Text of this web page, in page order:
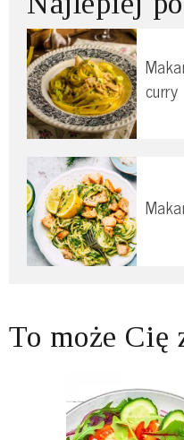
curry
To może Cię